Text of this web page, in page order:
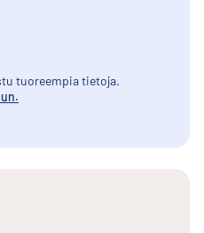
tuoreempia tietoja.